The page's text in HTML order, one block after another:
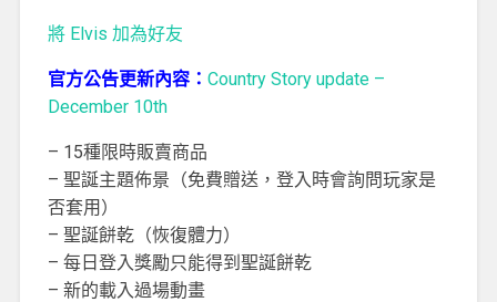
將 Elvis 加為好友
官方公告更新內容： Country Story update –
December 10th
– 15種限時販賣商品
– 聖誕主題佈景（免費贈送，登入時會詢問玩家是
否套用）
– 聖誕餅乾（恢復體力）
– 每日登入獎勵只能得到聖誕餅乾
– 新的載入過場動畫